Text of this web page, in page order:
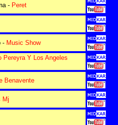
- Peret
- Music Show
Pereyra Y Los Angeles
Benavente
Mj